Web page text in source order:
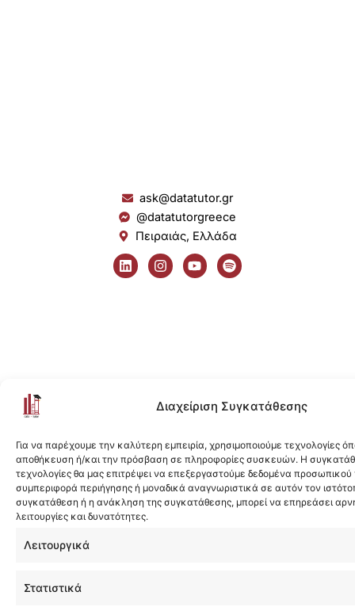
Διαχείριση Συγκατάθεσης
Για να παρέχουμε την καλύτερη εμπειρία, χρησιμοποιούμε τεχνολογίες
αποθήκευση ή/και την πρόσβαση σε πληροφορίες συσκευών. Η
τεχνολογίες θα μας επιτρέψει να επεξεργαστούμε δεδομένα
συμπεριφορά περιήγησης ή μοναδικά αναγνωριστικά σε αυτόν τον
συγκατάθεση ή η ανάκληση της συγκατάθεσης, μπορεί να επηρεάσει
λειτουργίες και δυνατότητες.
Λειτουργικά
Στατιστικά
ask@datatutor.gr
@datatutorgreece
Πειραιάς, Ελλάδα
L
i
n
I
n
s
Y
o
u
S
p
o